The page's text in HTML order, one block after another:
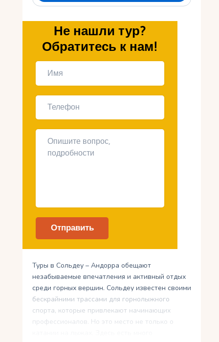
Не нашли тур?
Обратитесь к нам!
Туры в Сольдеу – Андорра обещают
незабываемые впечатления и активный отдых
среди горных вершин. Сольдеу известен своими
бескрайними трассами для горнолыжного
спорта, которые привлекают начинающих
профессионалов. Но это место не только о